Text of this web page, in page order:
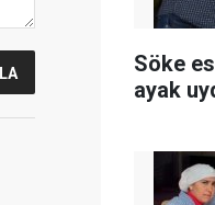
Söke
ayak